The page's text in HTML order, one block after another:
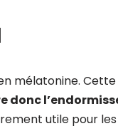
mélatonine.
donc
utile pour